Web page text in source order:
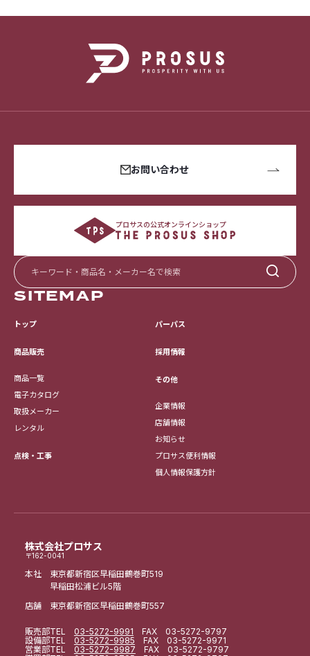
株式会社プロサス
〒162-0041
本社 東京都新宿区早稲田鶴巻町519
早稲田松浦ビル5階
店舗 東京都新宿区早稲田鶴巻町557
販売部TEL 03-5272-9991 FAX 03-5272-9797
設備部TEL 03-5272-9985 FAX 03-5272-9971
営業部TEL 03-5272-9987 FAX 03-5272-9797
お問い合わせ
プロサスの公式オンラインショップ
SITEMAP
トップ
商品販売
商品一覧
電子カタログ
取扱メーカー
レンタル
点検・工事
パーパス
採用情報
その他
企業情報
店舗情報
お知らせ
プロサス便利情報
個人情報保護方針